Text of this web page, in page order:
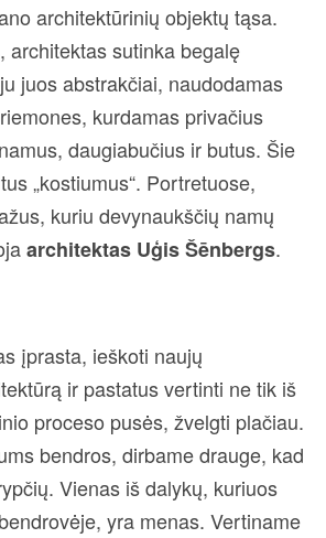
architektūrinių objektų tąsa.
architektas sutinka begalę
juos abstrakčiai, naudodamas
kurdamas privačius
daugiabučius ir butus. Šie
„kostiumus“. Portretuose,
kuriu devynaukščių namų
architektas Uģis Šēnbergs.
įprasta, ieškoti naujų
ir pastatus vertinti ne tik iš
proceso pusės, žvelgti plačiau.
bendros, dirbame drauge, kad
Vienas iš dalykų, kuriuos
yra menas. Vertiname